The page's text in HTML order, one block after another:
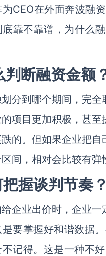
CEO在外面奔波融
底靠不靠谱，为什么
判断融资金额
分到哪个期间，完
项目更加积极，甚
的。但如果企业把
间，相对会比较有弹
握谈判节奏？
企业出价时，企业一
是要掌握好和谐数据
不记得。这是一种不